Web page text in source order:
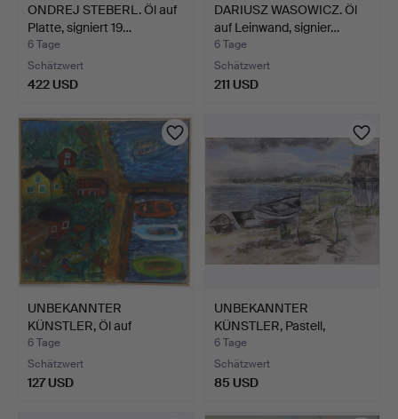
ONDREJ STEBERL. Öl auf
Platte, signiert 19…
6 Tage
Schätzwert
422 USD
DARIUSZ WASOWICZ. Öl
auf Leinwand, signier…
6 Tage
Schätzwert
211 USD
UNBEKANNTER
KÜNSTLER, Öl auf
Leinwand, sig…
6 Tage
Schätzwert
127 USD
UNBEKANNTER
KÜNSTLER, Pastell,
signiert.
6 Tage
Schätzwert
85 USD